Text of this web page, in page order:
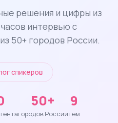
решения и цифры из
интервью с
50+ городов России.
спикеров
50+
городов России
9
тем